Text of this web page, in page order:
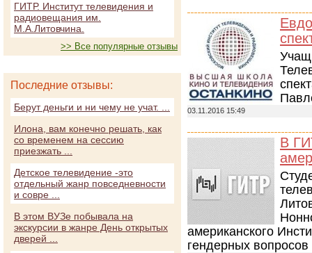
03.11.2016 15:49
В
американского
гендерных
ГИТР. Институт телевидения и
радиовещания им.
М.А.Литовчина.
>> Все популярные отзывы
Последние отзывы:
Берут деньги и ни чему не учат. ...
Илона, вам конечно решать, как
со временем на сессию
приезжать ...
Детское телевидение -это
отдельный жанр повседневности
и совре ...
В этом ВУЗе побывала на
экскурсии в жанре День открытых
дверей ...